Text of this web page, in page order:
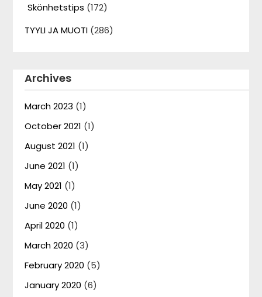
Skönhetstips (172)
TYYLI JA MUOTI (286)
Archives
March 2023 (1)
October 2021 (1)
August 2021 (1)
June 2021 (1)
May 2021 (1)
June 2020 (1)
April 2020 (1)
March 2020 (3)
February 2020 (5)
January 2020 (6)